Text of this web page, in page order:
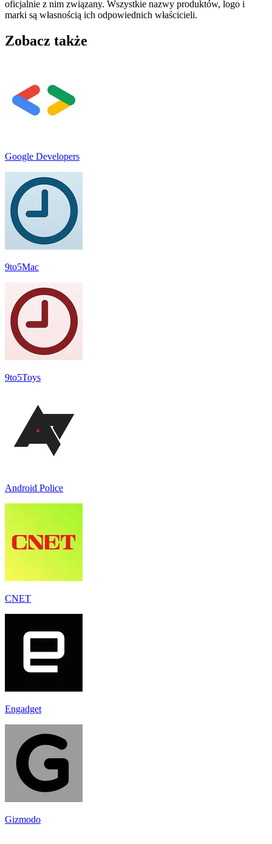
oficjalnie z nim związany. Wszystkie nazwy produktów, logo i
marki są własnością ich odpowiednich właścicieli.
Zobacz także
Google Developers
9to5Mac
9to5Toys
Android Police
CNET
Engadget
Gizmodo